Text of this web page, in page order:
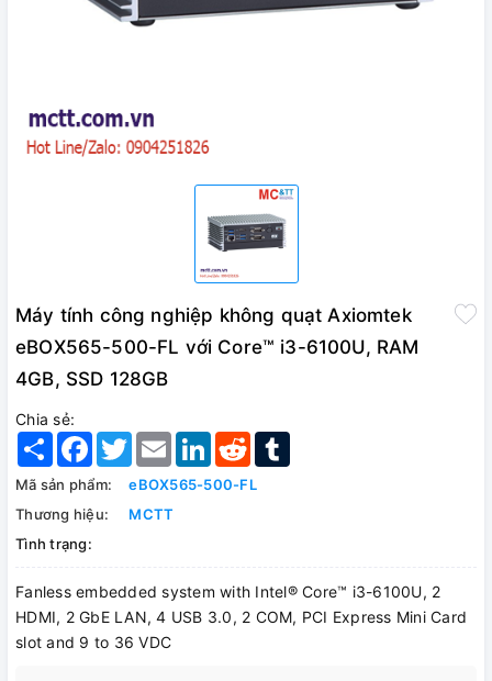
Máy tính công nghiệp không quạt Axiomtek
eBOX565-500-FL với Core™ i3-6100U, RAM
4GB, SSD 128GB
Chia sẻ:
Share Facebook
TwitterEmail LinkedInReddit
Mã sản phẩm:
eBOX565-500-FL
Thương hiệu:
MCTT
Tình trạng:
Fanless embedded system with Intel® Core™ i3-6100U, 2
HDMI, 2 GbE LAN, 4 USB 3.0, 2 COM, PCI Express Mini Card
slot and 9 to 36 VDC